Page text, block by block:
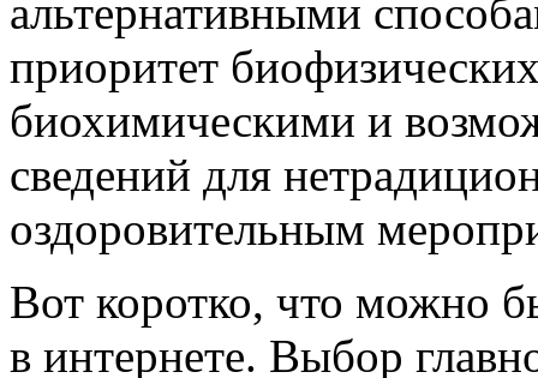
альтернативными
приоритет
биохимическими и
сведений для
оздоровительным
Вот коротко, что можно
в интернете. Выбор